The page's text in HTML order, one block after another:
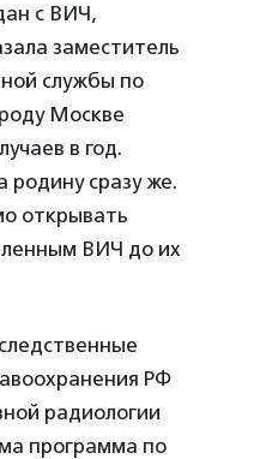
с ВИЧ,
заместитель
службы по
Москве
в год.
родину сразу же.
открывать
ВИЧ до их
РФ
радиологии
программа по